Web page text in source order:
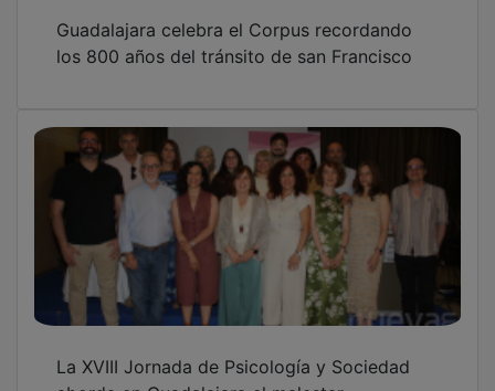
los 800 años del tránsito de san Francisco
aborda en Guadalajara el malestar